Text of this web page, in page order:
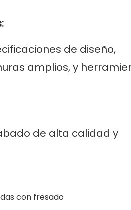
de diseño,
amplios, y
de alta calidad y